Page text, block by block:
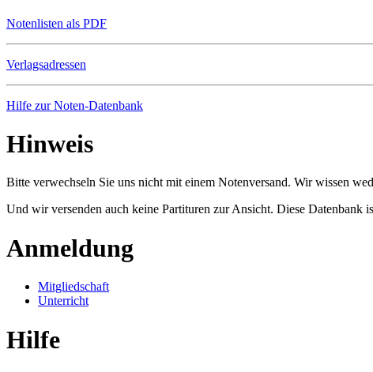
Notenlisten als PDF
Verlagsadressen
Hilfe zur Noten-Datenbank
Hinweis
Bitte verwechseln Sie uns nicht mit einem Notenversand. Wir wissen
Und wir versenden auch keine Partituren zur Ansicht. Diese Datenbank
Anmeldung
Mitgliedschaft
Unterricht
Hilfe